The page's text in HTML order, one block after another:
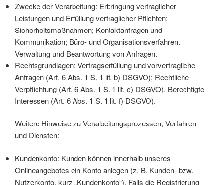
Zwecke der Verarbeitung: Erbringung vertraglicher
Leistungen und Erfüllung vertraglicher Pflichten;
Sicherheitsmaßnahmen; Kontaktanfragen und
Kommunikation; Büro- und Organisationsverfahren.
Verwaltung und Beantwortung von Anfragen.
Rechtsgrundlagen: Vertragserfüllung und vorvertragliche
Anfragen (Art. 6 Abs. 1 S. 1 lit. b) DSGVO); Rechtliche
Verpflichtung (Art. 6 Abs. 1 S. 1 lit. c) DSGVO). Berechtigte
Interessen (Art. 6 Abs. 1 S. 1 lit. f) DSGVO).
Weitere Hinweise zu Verarbeitungsprozessen, Verfahren
und Diensten:
Kundenkonto: Kunden können innerhalb unseres
Onlineangebotes ein Konto anlegen (z. B. Kunden- bzw.
Nutzerkonto, kurz „Kundenkonto“). Falls die Registrierung